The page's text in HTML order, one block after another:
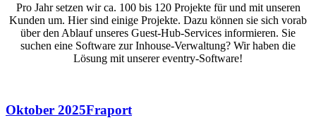
Pro Jahr setzen wir ca. 100 bis 120 Projekte für und mit unseren
Kunden um. Hier sind einige Projekte. Dazu können sie sich vorab
über den Ablauf unseres Guest-Hub-Services informieren. Sie
suchen eine Software zur Inhouse-Verwaltung? Wir haben die
Lösung mit unserer eventry-Software!
Oktober 2025Fraport